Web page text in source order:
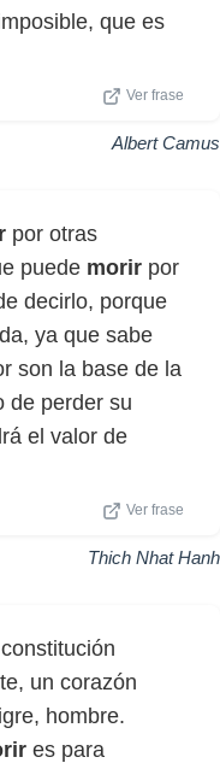
que es
Ver frase
Albert Camus
por otras
puede morir por
decirlo, porque
ya que sabe
son la base de la
de perder su
el valor de
Ver frase
Thich Nhat Hanh
un corazón
hombre.
es para